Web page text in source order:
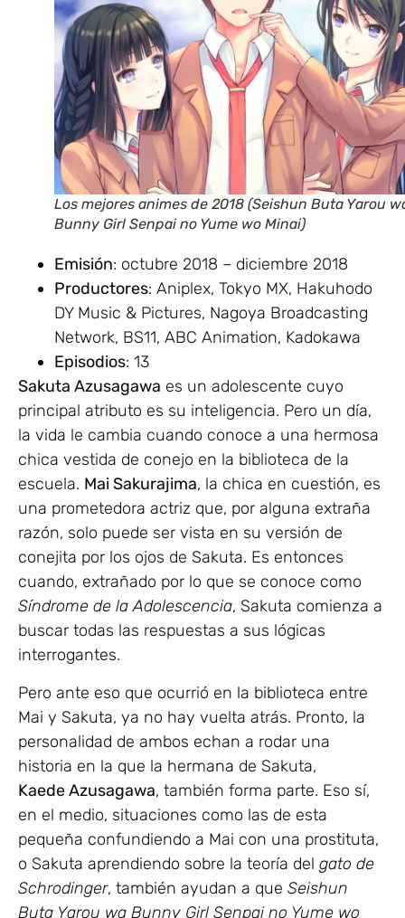
Los mejores animes de 2018 (Seishun Buta Yarou
Bunny Girl Senpai no Yume wo Minai)
Emisión: octubre 2018 – diciembre 2018
Productores: Aniplex, Tokyo MX, Hakuhodo
DY Music & Pictures, Nagoya Broadcasting
Network, BS11, ABC Animation, Kadokawa
Episodios: 13
Sakuta Azusagawa es un adolescente cuyo
principal atributo es su inteligencia. Pero un día,
la vida le cambia cuando conoce a una hermosa
chica vestida de conejo en la biblioteca de la
escuela. Mai Sakurajima, la chica en cuestión, es
una prometedora actriz que, por alguna extraña
razón, solo puede ser vista en su versión de
conejita por los ojos de Sakuta. Es entonces
cuando, extrañado por lo que se conoce como
Síndrome de la Adolescencia, Sakuta comienza a
buscar todas las respuestas a sus lógicas
interrogantes.
Pero ante eso que ocurrió en la biblioteca entre
Mai y Sakuta, ya no hay vuelta atrás. Pronto, la
personalidad de ambos echan a rodar una
historia en la que la hermana de Sakuta,
Kaede Azusagawa, también forma parte. Eso sí,
en el medio, situaciones como las de esta
pequeña confundiendo a Mai con una prostituta,
o Sakuta aprendiendo sobre la teoría del gato de
Schrodinger, también ayudan a que Seishun
Buta Yarou wa Bunny Girl Senpai no Yume wo